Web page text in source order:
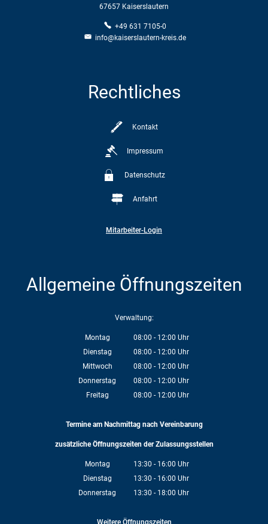
67657 Kaiserslautern
+49 631 7105-0
info@kaiserslautern-kreis.de
Rechtliches
Kontakt
Impressum
Datenschutz
Anfahrt
Mitarbeiter-Login
Allgemeine Öffnungszeiten
Verwaltung:
Montag 08:00 - 12:00 Uhr
Von 08:00 bis 12:00 Uhr
Dienstag 08:00 - 12:00 Uhr
Von 08:00 bis 12:00 Uhr
Mittwoch 08:00 - 12:00 Uhr
Von 08:00 bis 12:00 Uhr
Donnerstag 08:00 - 12:00 Uhr
Von 08:00 bis 12:00 Uhr
Freitag 08:00 - 12:00 Uhr
Termine am Nachmittag nach Vereinbarung
zusätzliche Öffnungszeiten der Zulassungsstellen
Montag 13:30 - 16:00 Uhr
Von 13:30 bis 16:00 Uhr
Dienstag 13:30 - 16:00 Uhr
Von 13:30 bis 16:00 Uhr
Donnerstag 13:30 - 18:00 Uhr
Weitere Öffnungszeiten